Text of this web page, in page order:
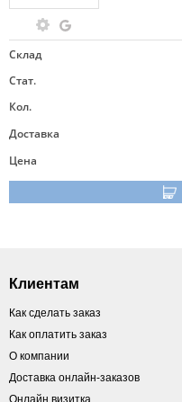
Склад
Стат.
Кол.
Доставка
Цена
Клиентам
Как сделать заказ
Как оплатить заказ
О компании
Доставка онлайн-заказов
Онлайн визитка